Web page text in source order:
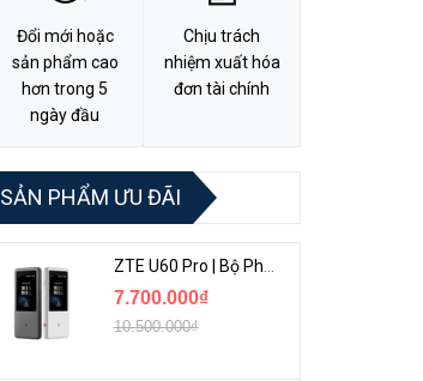
Đổi mới hoặc
sản phẩm cao
hơn trong 5
ngày đầu
Chịu trách
nhiệm xuất hóa
đơn tài chính
SẢN PHẨM ƯU ĐÃI
ZTE U60 Pro | Bộ Phát 5G Cầm Tay Tích Hợp Công Nghệ WiFi 7, Pin 10000mAh
7.700.000₫
10.500.000₫